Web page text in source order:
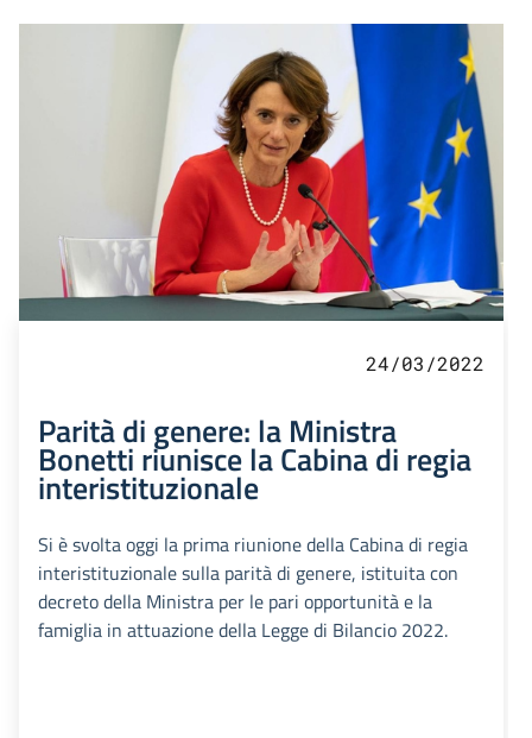
24/03/2022
Parità di genere: la Ministra
Bonetti riunisce la Cabina di regia
interistituzionale
Si è svolta oggi la prima riunione della Cabina di regia
interistituzionale sulla parità di genere, istituita con
decreto della Ministra per le pari opportunità e la
famiglia in attuazione della Legge di Bilancio 2022.